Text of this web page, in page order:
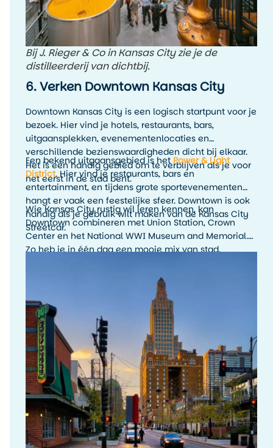
Bij J. Rieger & Co in Kansas City zie je de
distilleerderij van dichtbij.
6. Verken Downtown Kansas City
Downtown Kansas City is een logisch startpunt voor je
bezoek. Hier vind je hotels, restaurants, bars,
uitgaansplekken, evenementenlocaties en
verschillende bezienswaardigheden dicht bij elkaar.
Het is een handig gebied om te verblijven als je voor
het eerst in de stad bent.
Een bekend uitgaansgebied is hetPower & Light
District. Hier vind je restaurants, bars en
entertainment, en tijdens grote sportevenementen
hangt er vaak een feestelijke sfeer. Downtown is ook
handig als je gebruik wilt maken van de Kansas City
Streetcar.
Wie Kansas City rustig wil leren kennen, kan
Downtown combineren met Union Station, Crown
Center en het National WWI Museum and Memorial.
Zo heb je in één dag een mooie mix van stad,